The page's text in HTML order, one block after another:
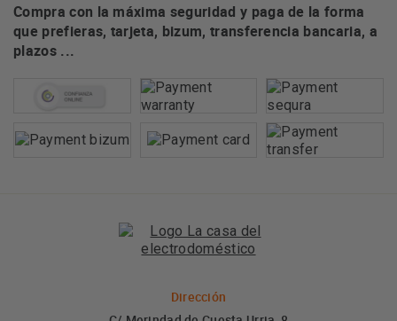
Compra con la máxima seguridad y paga de la forma
que prefieras, tarjeta, bizum, transferencia bancaria, a
plazos ...
Dirección